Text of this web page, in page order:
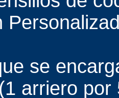
se
arriero por